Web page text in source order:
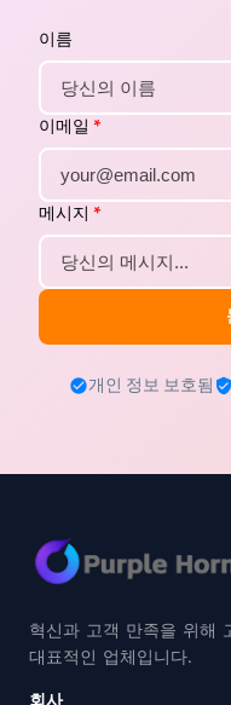
이름
이메일 *
메시지 *
개인 정보 보호됨
혁신과 고객 만족을 위해
대표적인 업체입니다.
회사